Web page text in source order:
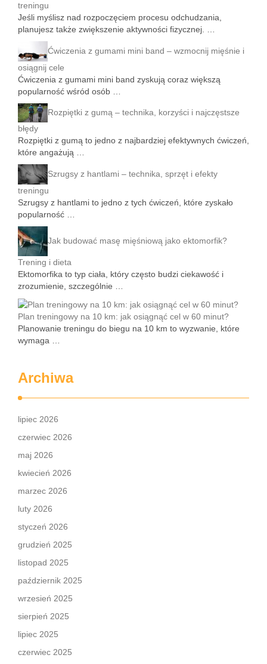
treningu
Jeśli myślisz nad rozpoczęciem procesu odchudzania,
planujesz także zwiększenie aktywności fizycznej. …
Ćwiczenia z gumami mini band – wzmocnij mięśnie i
osiągnij cele
Ćwiczenia z gumami mini band zyskują coraz większą
popularność wśród osób …
Rozpiętki z gumą – technika, korzyści i najczęstsze
błędy
Rozpiętki z gumą to jedno z najbardziej efektywnych ćwiczeń,
które angażują …
Szrugsy z hantlami – technika, sprzęt i efekty
treningu
Szrugsy z hantlami to jedno z tych ćwiczeń, które zyskało
popularność …
Jak budować masę mięśniową jako ektomorfik?
Trening i dieta
Ektomorfika to typ ciała, który często budzi ciekawość i
zrozumienie, szczególnie …
Plan treningowy na 10 km: jak osiągnąć cel w 60 minut?
Planowanie treningu do biegu na 10 km to wyzwanie, które
wymaga …
Archiwa
lipiec 2026
czerwiec 2026
maj 2026
kwiecień 2026
marzec 2026
luty 2026
styczeń 2026
grudzień 2025
listopad 2025
październik 2025
wrzesień 2025
sierpień 2025
lipiec 2025
czerwiec 2025